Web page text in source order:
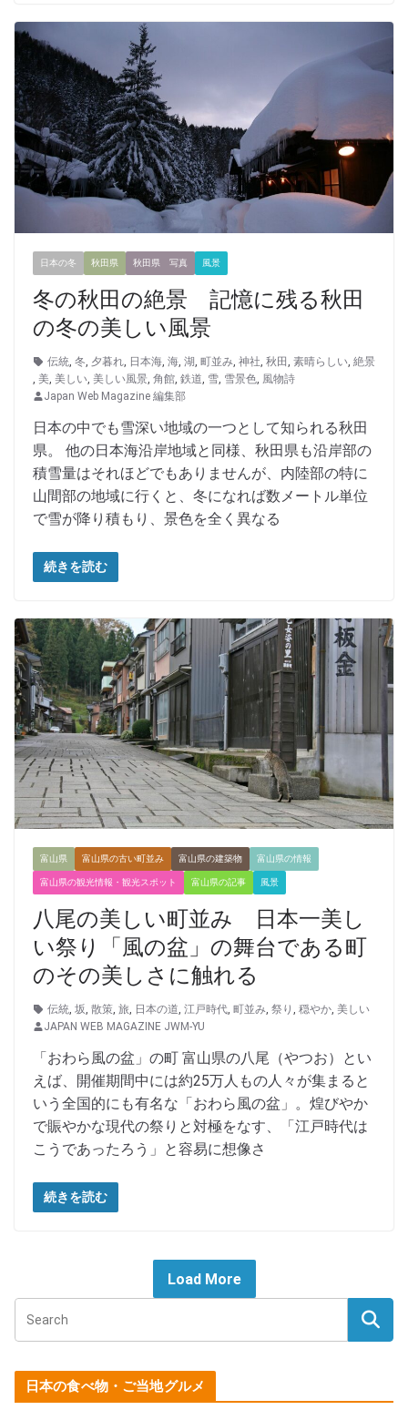
日本の冬 秋田県 秋田県 写真 風景
冬の秋田の絶景 記憶に残る秋田
の冬の美しい風景
伝統 冬 夕暮れ 日本海 海 湖 町並み 神社 秋田 素晴らしい 絶景
美 美しい 美しい風景 角館 鉄道 雪 雪景色 風物詩
Japan Web Magazine 編集部
日本の中でも雪深い地域の一つとして知られる秋田
県。 他の日本海沿岸地域と同様、秋田県も沿岸部の
積雪量はそれほどでもありませんが、内陸部の特に
山間部の地域に行くと、冬になれば数メートル単位
で雪が降り積もり、景色を全く異なる
続きを読む
富山県 富山県の古い町並み 富山県の建築物 富山県の情報
富山県の観光情報・観光スポット 富山県の記事 風景
八尾の美しい町並み 日本一美し
い祭り「風の盆」の舞台である町
のその美しさに触れる
伝統, 坂, 散策, 旅, 日本の道, 江戸時代, 町並み, 祭り , 穏やか, 美しい
JAPAN WEB MAGAZINE JWM-YU
「おわら風の盆」の町 富山県の八尾（やつお）とい
えば、開催期間中には約25万人もの人々が集まると
いう全国的にも有名な「おわら風の盆」。煌びやか
で賑やかな現代の祭りと対極をなす、「江戸時代は
こうであったろう」と容易に想像さ
続きを読む
Load More
日本の食べ物・ご当地グルメ